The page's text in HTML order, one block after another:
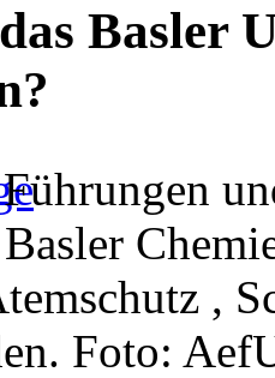
Basler
,
Foto: